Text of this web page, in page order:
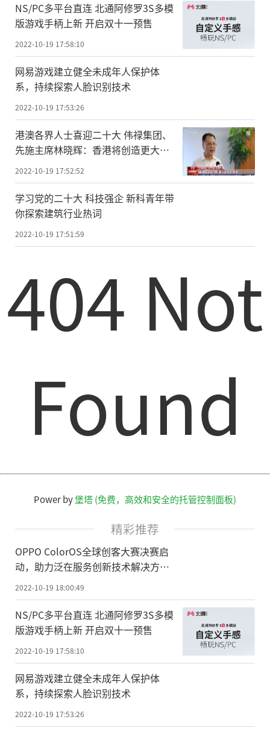
NS/PC多平台直连 北通阿修罗3S多模
版游戏手柄上新 开启双十一预售
2022-10-19 17:58:10
网易游戏建立健全未成年人保护体
系，持续探索人脸识别技术
2022-10-19 17:53:26
港澳各界人士喜迎二十大 伟禄集团、
先施主席林晓辉：香港将创造更大的
辉煌
2022-10-19 17:52:52
学习党的二十大 科技强企 新科青年带
你探索建筑行业热词
2022-10-19 17:51:59
404 Not
Found
Power by堡塔 (免费，高效和安全的托管控制面板)
精彩推荐
OPPO ColorOS全球创客大赛决赛启
动，助力泛在服务创新技术解决方案
落地
2022-10-19 18:00:49
NS/PC多平台直连 北通阿修罗3S多模
版游戏手柄上新 开启双十一预售
2022-10-19 17:58:10
网易游戏建立健全未成年人保护体
系，持续探索人脸识别技术
2022-10-19 17:53:26